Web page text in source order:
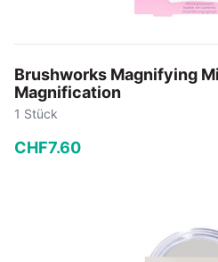
Brushworks Magnifying
Magnification
1 Stück
CHF7.60
In den